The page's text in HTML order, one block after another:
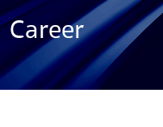
Career